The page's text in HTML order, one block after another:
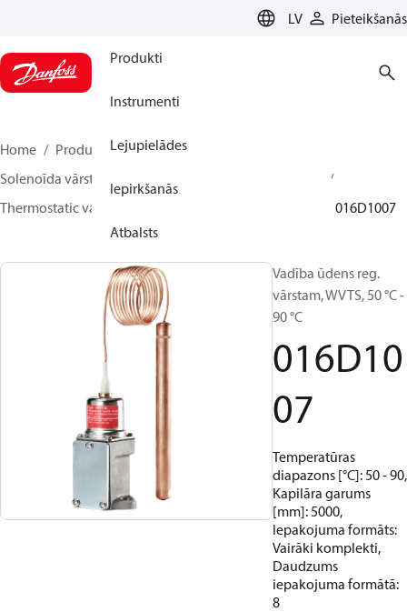
LV Pieteikšanās
Produkti
Instrumenti
Lejupielādes
Iepirkšanās
Atbalsts
Home Produkti
Climate Solutions apkurei
Solenoīda vārsti, Fluid Controls
Thermostatic valves - WVTS - Parts program
016D1007
Vadība ūdens reg.
vārstam, WVTS, 50 °C -
90 °C
016D10
07
Temperatūras
diapazons [°C]: 50 - 90,
Kapilāra garums
[mm]: 5000,
Iepakojuma formāts:
Vairāki komplekti,
Daudzums
iepakojuma formātā:
8